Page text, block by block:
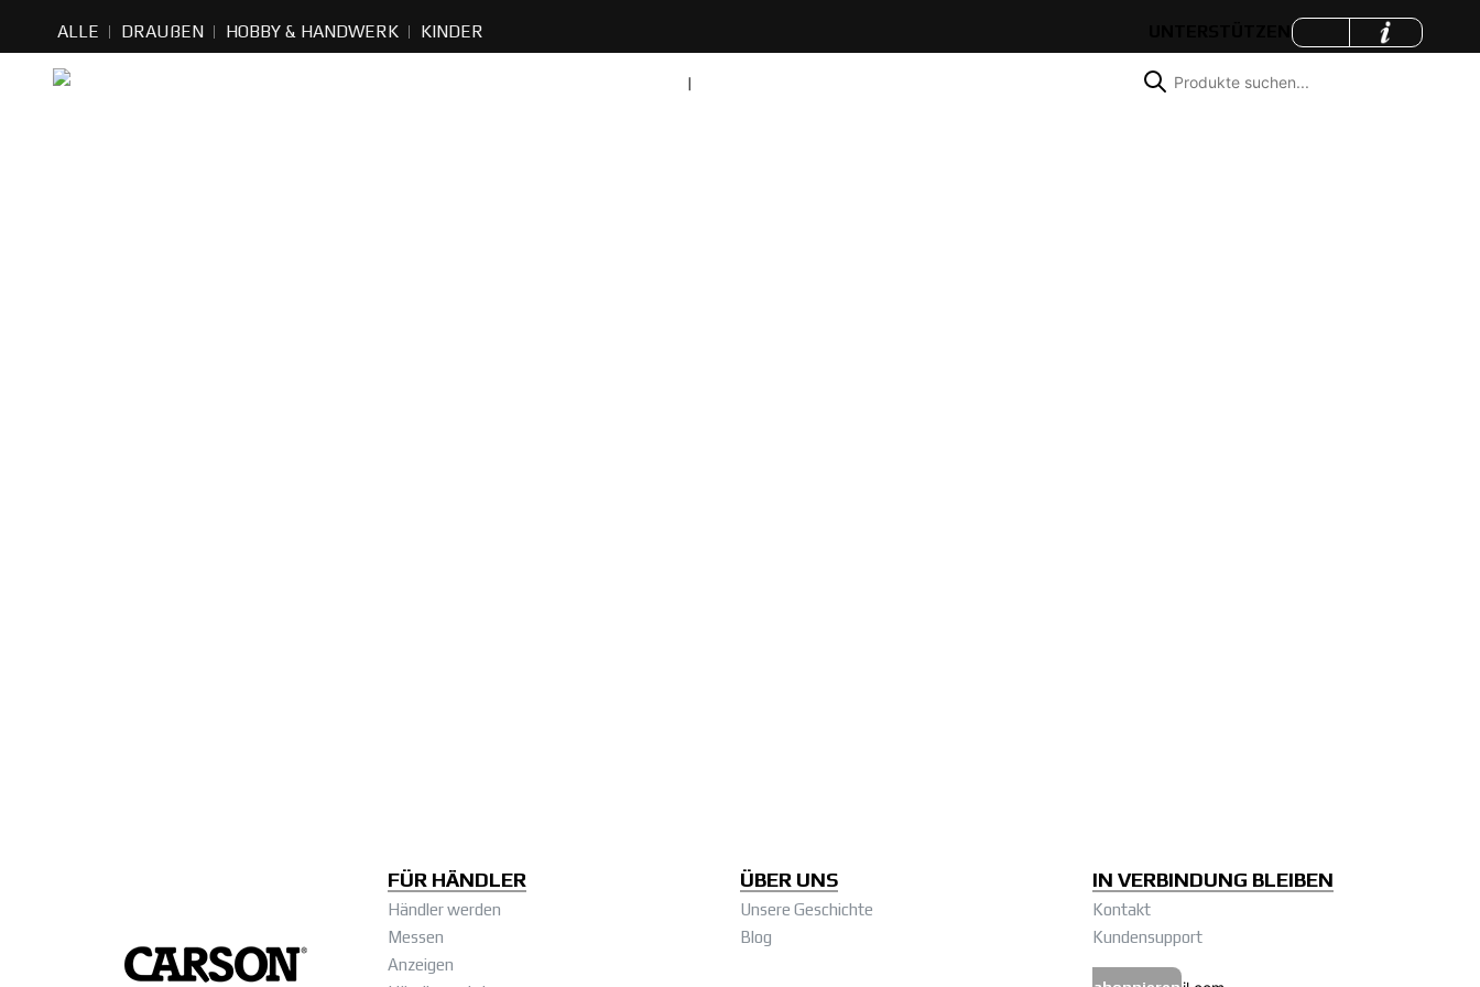
ALLE DRAUßEN HOBBY & HANDWERK KINDER
FÜR HÄNDLER
Händler werden
Messen
Anzeigen
ÜBER UNS
Unsere Geschichte
Blog
IN VERBINDUNG BLEIBEN
Kontakt
Kundensupport